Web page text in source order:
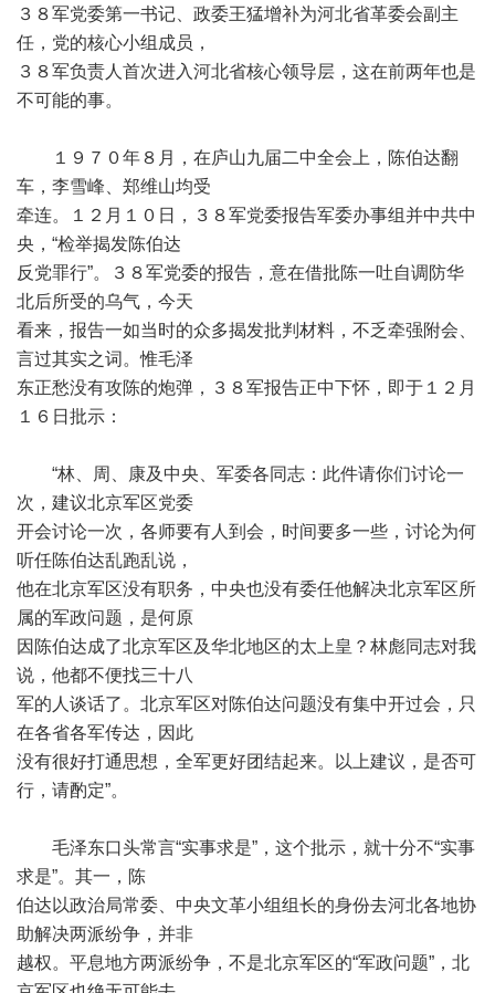
３８军党委第一书记、政委王猛增补为河北省革委会副主
任，党的核心小组成员，
３８军负责人首次进入河北省核心领导层，这在前两年也是
不可能的事。
１９７０年８月，在庐山九届二中全会上，陈伯达翻
车，李雪峰、郑维山均受
牵连。１２月１０日，３８军党委报告军委办事组并中共中
央，“检举揭发陈伯达
反党罪行”。３８军党委的报告，意在借批陈一吐自调防华
北后所受的乌气，今天
看来，报告一如当时的众多揭发批判材料，不乏牵强附会、
言过其实之词。惟毛泽
东正愁没有攻陈的炮弹，３８军报告正中下怀，即于１２月
１６日批示：
“林、周、康及中央、军委各同志：此件请你们讨论一
次，建议北京军区党委
开会讨论一次，各师要有人到会，时间要多一些，讨论为何
听任陈伯达乱跑乱说，
他在北京军区没有职务，中央也没有委任他解决北京军区所
属的军政问题，是何原
因陈伯达成了北京军区及华北地区的太上皇？林彪同志对我
说，他都不便找三十八
军的人谈话了。北京军区对陈伯达问题没有集中开过会，只
在各省各军传达，因此
没有很好打通思想，全军更好团结起来。以上建议，是否可
行，请酌定”。
毛泽东口头常言“实事求是”，这个批示，就十分不“实事
求是”。其一，陈
伯达以政治局常委、中央文革小组组长的身份去河北各地协
助解决两派纷争，并非
越权。平息地方两派纷争，不是北京军区的“军政问题”，北